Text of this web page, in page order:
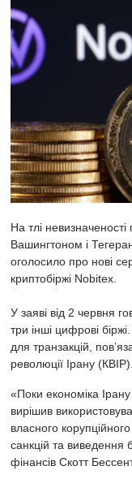
На тлі невизначеності
Вашингтоном і
оголосило про нові
криптобіржі Nobitex.
У заяві від 2 червня
три інші цифрові
для транзакцій,
революції Ірану (КВІР).
«Поки економіка
вирішив
власного
санкцій та виведення
фінансів Скотт